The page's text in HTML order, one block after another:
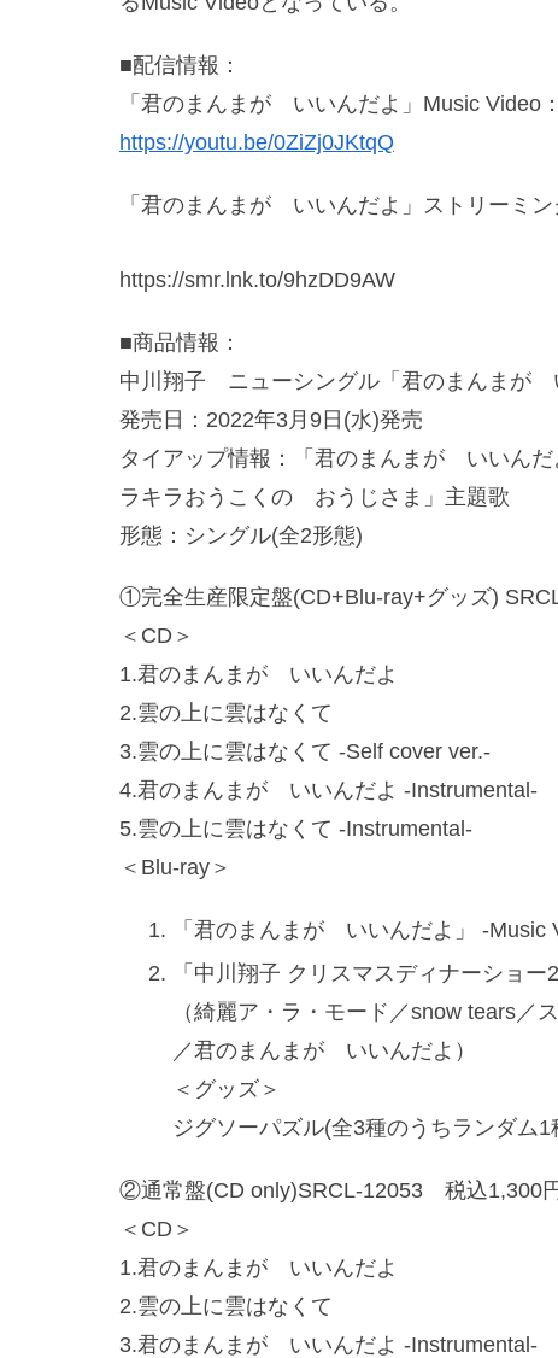
■配信情報：
「君のまんまが いいんだよ」Music Video：
https://youtu.be/0ZiZj0JKtqQ
「君のまんまが いいんだよ」ストリーミ
https://smr.lnk.to/9hzDD9AW
■商品情報：
中川翔子 ニューシングル「君のまんまが
発売日：2022年3月9日(水)発売
タイアップ情報：「君のまんまが いいん
ラキラおうこくの おうじさま」主題歌
形態：シングル(全2形態)
①完全生産限定盤(CD+Blu-ray+グッズ)
＜CD＞
1.君のまんまが いいんだよ
2.雲の上に雲はなくて
3.雲の上に雲はなくて -Self cover ver.-
4.君のまんまが いいんだよ -Instrumental-
5.雲の上に雲はなくて -Instrumental-
＜Blu-ray＞
「君のまんまが いいんだよ」 -Music
「中川翔子 クリスマスディナーショー
（綺麗ア・ラ・モード／snow tears／
／君のまんまが いいんだよ）
＜グッズ＞
ジグソーパズル(全3種のうちランダム1
②通常盤(CD only)SRCL-12053 税込1,300
＜CD＞
1.君のまんまが いいんだよ
2.雲の上に雲はなくて
3.君のまんまが いいんだよ -Instrumental-